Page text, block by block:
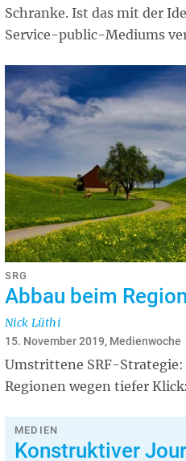
Schranke. Ist das mit der
Service-public-Mediums
SRG
Abbau beim
Nick Lüthi
15. November 2019, Medienwoche
Umstrittene SRF-Strategie:
Regionen wegen tiefer
MEDIEN
Konstruktiver